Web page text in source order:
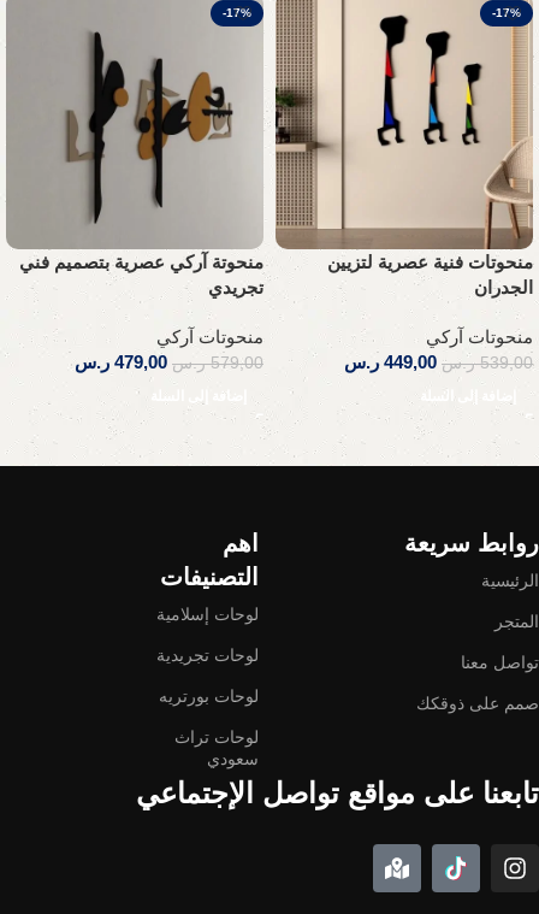
-17%
منحوتات فنية عصرية لتزيين
الجدران
منحوتات آركي
539,00 ر.س 449,00 ر.س
إضافة إلى السلة
-17%
منحوتة آركي عصرية بتصميم فني
تجريدي
منحوتات آركي
579,00 ر.س 479,00 ر.س
إضافة إلى السلة
Read More
روابط سريعة
الرئيسية
المتجر
تواصل معنا
صمم على ذوقكك
اهم
التصنيفات
لوحات إسلامية
لوحات تجريدية
لوحات بورتريه
لوحات تراث
سعودي
تابعنا على مواقع تواصل الإجتماعي